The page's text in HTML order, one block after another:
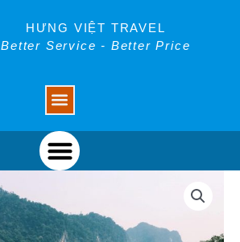
HƯNG VIỆT TRAVEL
Better Service - Better Price
Menu